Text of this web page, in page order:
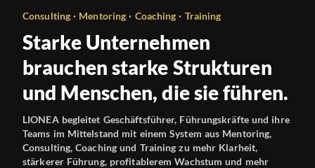
Consulting · Mentoring · Coaching · Training
Starke Unternehmen
brauchen starke Strukturen
und Menschen, die sie führen.
LIONEA begleitet Geschäftsführer, Führungskräfte und ihre
Teams im Mittelstand mit einem System aus Mentoring,
Consulting, Coaching und Training zu mehr Klarheit,
stärkerer Führung, profitablerem Wachstum und mehr